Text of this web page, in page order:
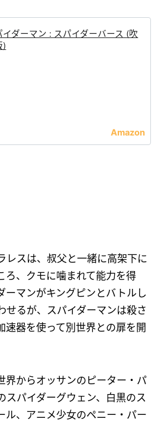
イダーマン : スパイダーバース (吹
)
レスは、叔父と一緒に高架下に
ろ、クモに噛まれて能力を得
ーマンがキングピンとバトルし
せるが、スパイダーマンは殺さ
速器を使って別世界との扉を開
界からオッサンのピーター・パ
スパイダーグウェン、白黒のス
ル、アニメ少女のペニー・パー